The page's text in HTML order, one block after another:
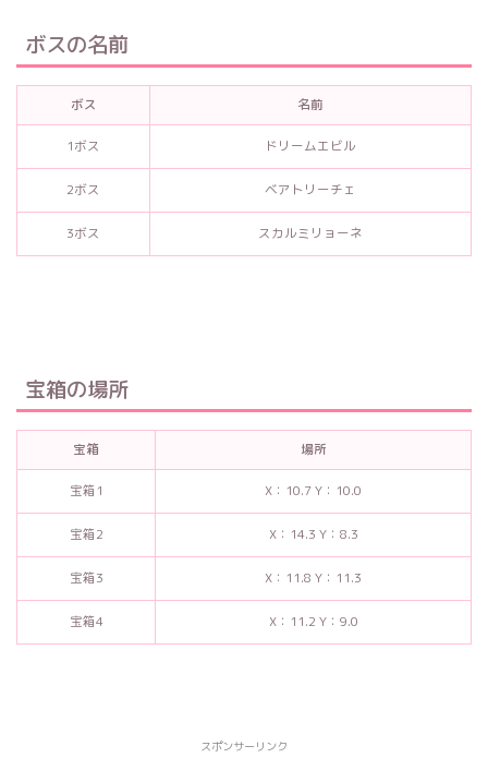
ボスの名前
ボス 名前
1ボス ドリームエビル
2ボス ベアトリーチェ
3ボス スカルミリョーネ
宝箱の場所
宝箱 場所
宝箱1 X：10.7 Y：10.0
宝箱2 X：14.3 Y：8.3
宝箱3 X：11.8 Y：11.3
宝箱4 X：11.2 Y：9.0
スポンサーリンク